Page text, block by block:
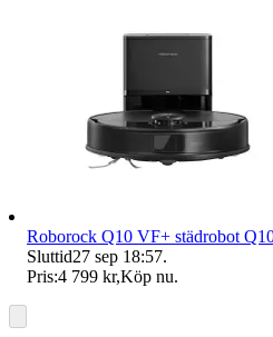
Roborock Q10 VF+ städrobot
Sluttid27 sep 18:57.
Pris:4 799 kr,Köp nu.